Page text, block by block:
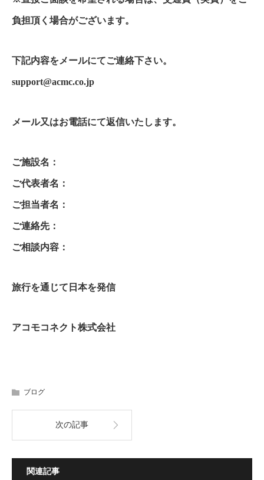
負担頂く場合がございます。
下記内容をメールにてご連絡下さい。
support@acmc.co.jp
メール又はお電話にて返信いたします。
ご施設名：
ご代表者名：
ご担当者名：
ご連絡先：
ご相談内容：
旅行を通じて日本を発信
アコモコネクト株式会社
ブログ
次の記事
関連記事